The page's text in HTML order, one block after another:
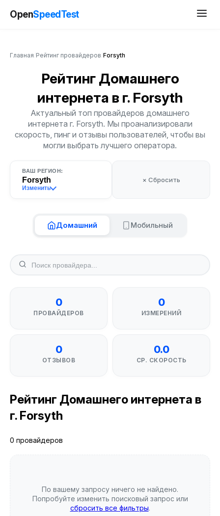
OpenSpeedTest
Главная Рейтинг провайдеров Forsyth
Рейтинг Домашнего
интернета в г. Forsyth
Актуальный топ провайдеров домашнего
интернета г. Forsyth. Мы проанализировали
скорость, пинг и отзывы пользователей, чтобы вы
могли выбрать лучшего оператора.
ВАШ РЕГИОН:
Forsyth
Изменить
× Сбросить
Домашний Мобильный
0
ПРОВАЙДЕРОВ
0
ИЗМЕРЕНИЙ
0
ОТЗЫВОВ
0.0
СР. СКОРОСТЬ
Рейтинг Домашнего интернета в
г. Forsyth
0 провайдеров
По вашему запросу ничего не найдено.
Попробуйте изменить поисковый запрос или
сбросить все фильтры.